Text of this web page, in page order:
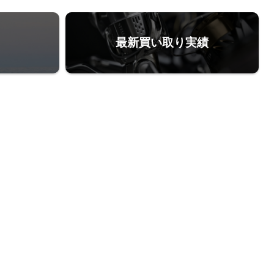
最新買い取り実績